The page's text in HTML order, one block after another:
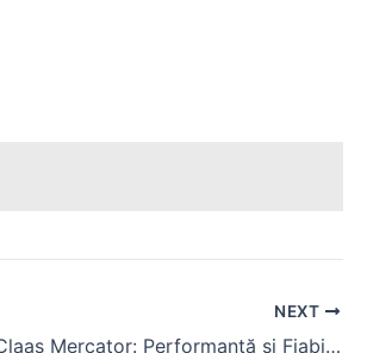
NEXT
Combina Claas Mercator: Performanță și Fiabilitate pentru Agricultura Modernă